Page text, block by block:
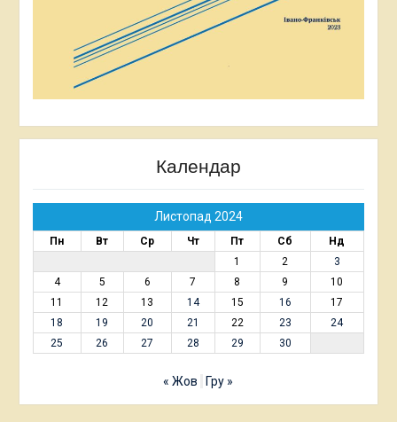
Календар
Листопад 2024
Пн Вт Ср Чт Пт Сб
Нд
1
2
3
4
5 6 7 8 9
10
11
12 13 14 15 16
17
18
19 20 21 22 23
24
25
26 27 28 29 30
« Жов Гру »